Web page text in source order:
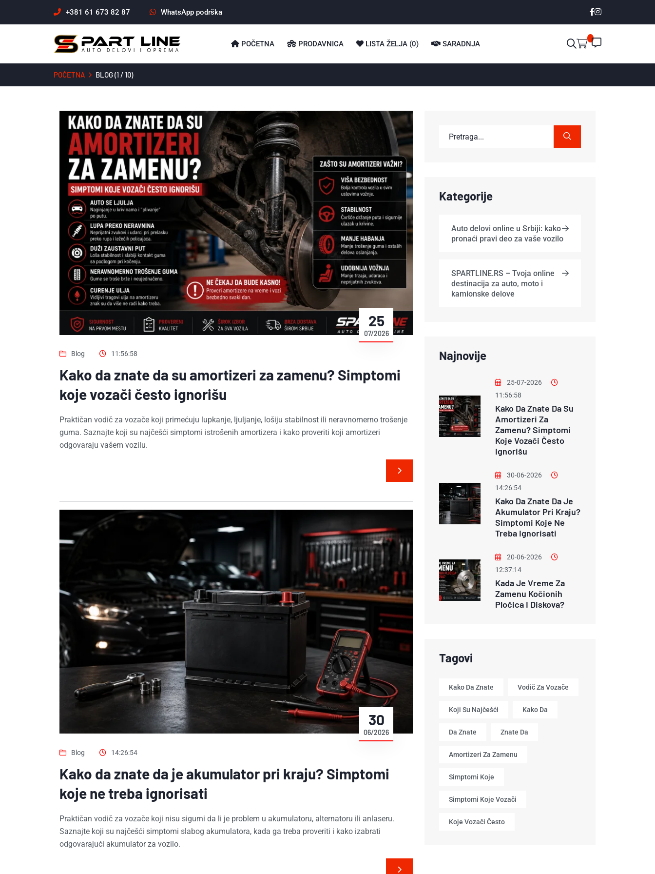
+381 61 673 82 87 WhatsApp podrška
POČETNA PRODAVNICA LISTA ŽELJA (0) SARADNJA
POČETNA BLOG (1 / 10)
25
07/2026
Blog 11:56:58
Kako da znate da su amortizeri za zamenu? Simptomi
koje vozači često ignorišu
Praktičan vodič za vozače koji primećuju lupkanje, ljuljanje, lošiju stabilnost ili neravnomerno trošenje
guma. Saznajte koji su najčešći simptomi istrošenih amortizera i kako proveriti koji amortizeri
odgovaraju vašem vozilu.
30
06/2026
Blog 14:26:54
Kako da znate da je akumulator pri kraju? Simptomi
koje ne treba ignorisati
Praktičan vodič za vozače koji nisu sigurni da li je problem u akumulatoru, alternatoru ili anlaseru.
Saznajte koji su najčešći simptomi slabog akumulatora, kada ga treba proveriti i kako izabrati
odgovarajući akumulator za vozilo.
Kategorije
Auto delovi online u Srbiji: kako
pronaći pravi deo za vaše vozilo
SPARTLINE.RS – Tvoja online
destinacija za auto, moto i
kamionske delove
Najnovije
25-07-2026
11:56:58
Kako Da Znate Da Su
Amortizeri Za
Zamenu? Simptomi
Koje Vozači Često
Ignorišu
30-06-2026
14:26:54
Kako Da Znate Da Je
Akumulator Pri Kraju?
Simptomi Koje Ne
Treba Ignorisati
20-06-2026
12:37:14
Kada Je Vreme Za
Zamenu Kočionih
Pločica I Diskova?
Tagovi
Kako Da Znate Vodič Za Vozače
Koji Su Najčešći Kako Da
Da Znate Znate Da
Amortizeri Za Zamenu
Simptomi Koje
Simptomi Koje Vozači
Koje Vozači Često